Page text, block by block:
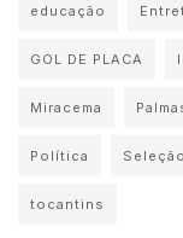
educação
GOL DE PLACA
Miracema
Política
tocantins